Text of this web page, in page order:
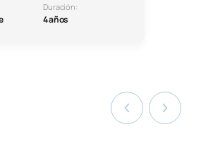
Duración:
4 años